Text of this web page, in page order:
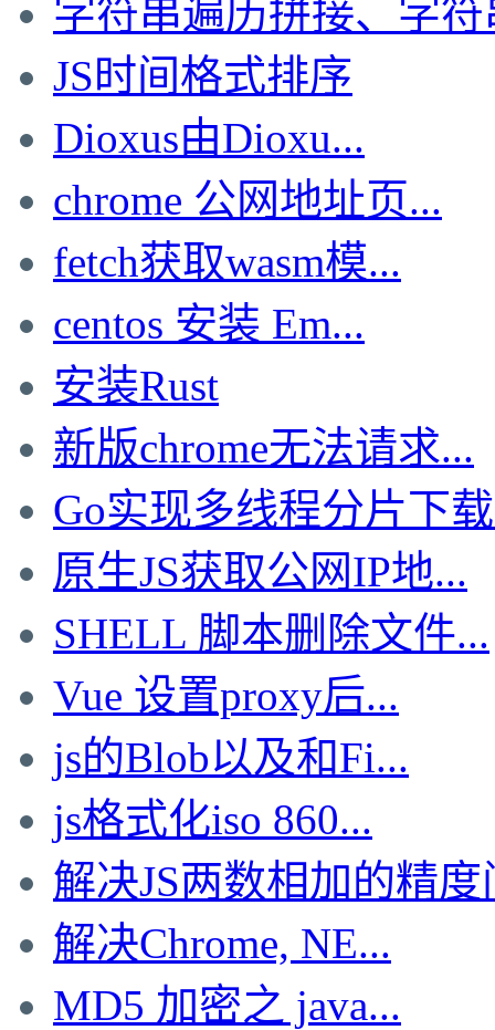
字符串遍历拼接、字符
JS时间格式排序
Dioxus由Dioxu...
chrome 公网地址页...
fetch获取wasm模...
centos 安装 Em...
安装Rust
新版chrome无法请求...
Go实现多线程分片下
原生JS获取公网IP地...
SHELL 脚本删除文件...
Vue 设置proxy后...
js的Blob以及和Fi...
js格式化iso 860...
解决JS两数相加的精度
解决Chrome, NE...
MD5 加密之 java...